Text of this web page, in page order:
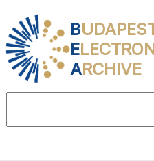
B
E
ARCHIVE